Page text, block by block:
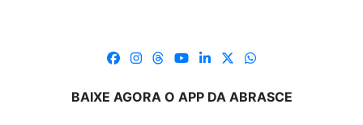
BAIXE AGORA O APP DA ABRASCE